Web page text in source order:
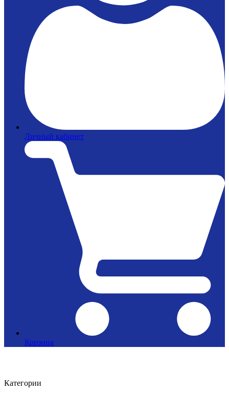
Личный кабинет
Корзина
Категории